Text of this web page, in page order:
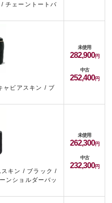
チェーントートバ
ャビアスキン / ブ
未使用
282,900
中古
252,400
キン / ブラック /
ンショルダーバッ
未使用
262,300
中古
232,300